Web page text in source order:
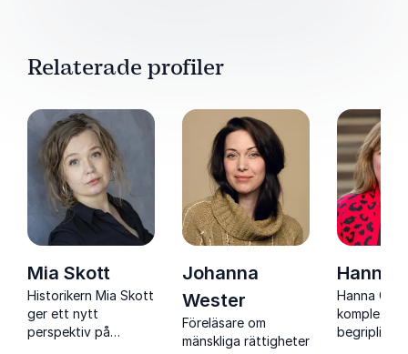
Relaterade profiler
Mia Skott
Historikern Mia Skott
ger ett nytt
perspektiv på
Johanna
Wester
Föreläsare om
mänskliga rättigheter
Hanna
Hanna
komplex
begriplig